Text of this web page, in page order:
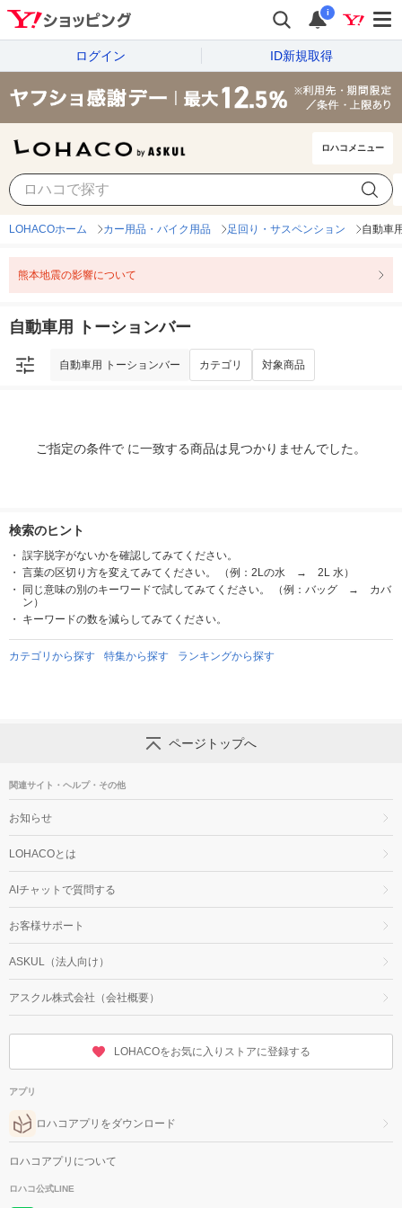
i
ログイン ID新規取得
ロハコメニュー
自動車用 トーションバー
LOHACOホーム カー用品・バイク用品 足回り・サスペンション 自動車
熊本地震の影響について
自動車用 トーションバー
自動車用 トーションバー カテゴリ 対象商品
ご指定の条件で に一致する商品は見つかりませんでした。
検索のヒント
誤字脱字がないかを確認してみてください。
言葉の区切り方を変えてみてください。 （例：2Lの水 → 2L 水）
同じ意味の別のキーワードで試してみてください。 （例：バッグ → カバ
ン）
キーワードの数を減らしてみてください。
カテゴリから探す 特集から探す ランキングから探す
ページトップへ
関連サイト・ヘルプ・その他
お知らせ
LOHACOとは
AIチャットで質問する
お客様サポート
ASKUL（法人向け）
アスクル株式会社（会社概要）
LOHACOをお気に入りストアに登録する
アプリ
ロハコアプリをダウンロード
ロハコアプリについて
ロハコ公式LINE